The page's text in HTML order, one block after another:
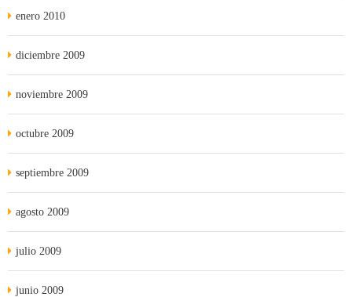
enero 2010
diciembre 2009
noviembre 2009
octubre 2009
septiembre 2009
agosto 2009
julio 2009
junio 2009